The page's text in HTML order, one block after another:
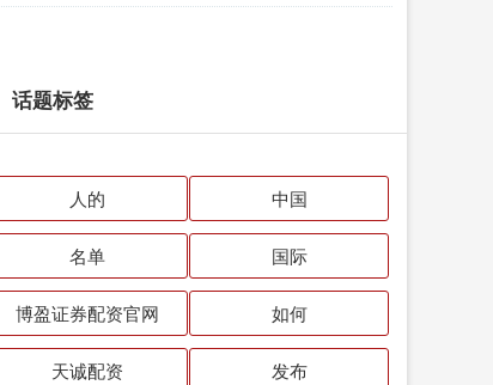
话题标签
人的 中国
名单 国际
博盈证券配资官网 如何
天诚配资 发布